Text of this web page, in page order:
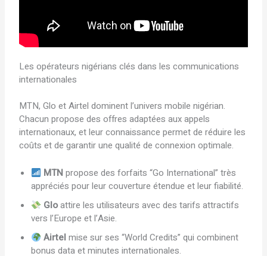
Les opérateurs nigérians clés dans les communications
internationales
MTN, Glo et Airtel dominent l’univers mobile nigérian.
Chacun propose des offres adaptées aux appels
internationaux, et leur connaissance permet de réduire les
coûts et de garantir une qualité de connexion optimale.
MTNpropose des forfaits “Go International” très
appréciés pour leur couverture étendue et leur fiabilité.
Gloattire les utilisateurs avec des tarifs attractifs
vers l’Europe et l’Asie.
Airtelmise sur ses “World Credits” qui combinent
bonus data et minutes internationales.